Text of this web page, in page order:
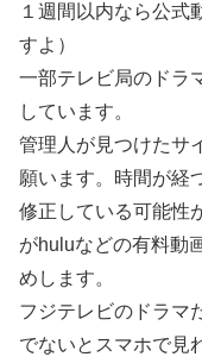
１週間以内なら公式
すよ）
一部テレビ局のドラ
しています。
管理人が見つけたサ
願います。時間が経
修正している可能性
がhuluなどの有料動
めします。
フジテレビのドラマ
でないとスマホで見